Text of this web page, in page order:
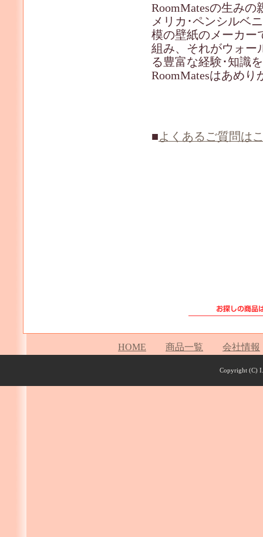
RoomMatesの生みの
メリカ･ペンシルベ
模の壁紙のメーカー
組み、それがウォー
る豊富な経験･知識
RoomMatesはあめ
■よくあるご質問は
HOME 商品一覧 会社情報
Copyright (C)